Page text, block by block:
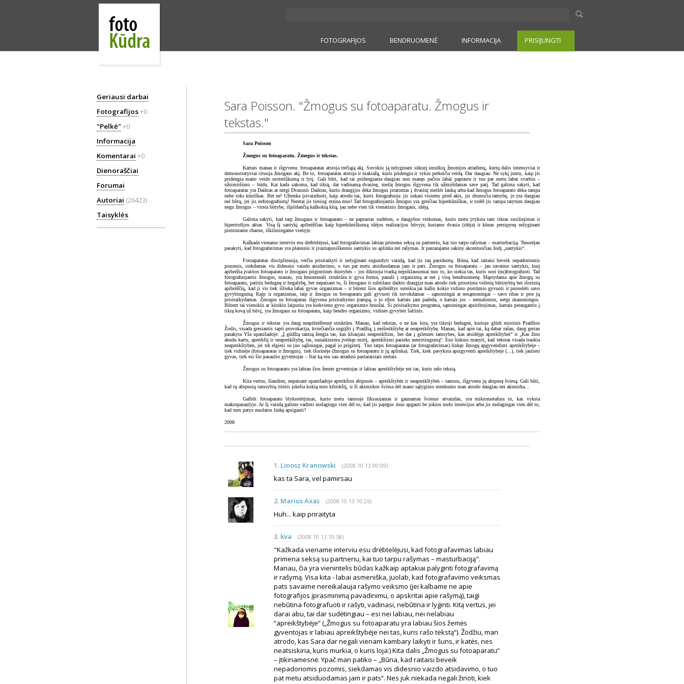
FOTOGRAFIJOS BENDRUOMENĖ INFORMACIJA PRISIJUNGTI
Geriausi darbai
Fotografijos+0
"Pelkė" +0
Informacija
Komentarai +0
Dienoraščiai
Forumai
Autoriai (26423)
Taisyklės
Sara Poisson. "Žmogus su fotoaparatu. Žmogus ir
tekstas."
Sara Poisson
Žmogus su fotoaparatu. Žmogus ir tekstas.
Kartais manau ir išgyvenu: fotoaparatas atstoja trečiąją akį. Suvokiu ją nelyginant sūkurį smulkių žmonijos atradimų, kurių dalis intensyviai ir
demonstratyviai cituoja žmogaus akį. Be to, fotoaparatas atstoja ir makiažą, kuris pridengia ir sykiu perkeičia veidą. Dar daugiau. Ne sykį juntu, kaip jis
pridengia mano veido moteriškumą ir lytį. Gali būti, kad tai pridengiama daugiau nuo manęs pačios labai paprastu ir tuo pat metu labai svarbiu –
užsimiršimo – būdu. Kai kada sakoma, kad tikrą, dar vadinamą dvasinę, meilę žmogus išgyvena tik užmiršdamas save patį. Tad galima sakyti, kad
fotoaparatas yra Daiktas ar netgi Dvasinis Daiktas, kurio draugijos dėka žmogus įstatomas į dvasinį meilės lauką arba kad žmogus fotoaparato dėka tampa
nebe toks kūniškas. Bet ne! Užtenka įsivaizduoti, kaip atrodo tas, kuris fotografuoja: jis sukasi visiems prieš akis, jis drumsčia ramybę, jo yra daugiau
nei būtų, jei jis nefotografuotų! Neretai jis tiesiog erzina mus! Tad fotografuojantis žmogus yra greičiau hiperkūniškas, ir todėl jis tampa tarytum daugiau
negu žmogus – virsta būtybe, išpildančią kažkokią kitą, jau nebe vien tik vienatinio žmogaus, idėją.
Galima sakyti, kad tarp žmogaus ir fotoaparato – ne paprastas sudėties, o daugybos veiksmas, kurio metu įvyksta tam tikras susiliejimas ir
hipertrofijos aktas. Visą šį santykį apibrėžčiau kaip hiperkūniškumą idėjos realizacijos būvyje, kuriame dvasia (idėja) ir kūnas persipynę nelyginant
pirminiame chaose, iškilmingame vienyje.
Kažkada viename interviu esu drėbtelėjusi, kad fotografavimas labiau primena seksą su partneriu, kai tuo tarpu rašymas – masturbaciją. Tenorėjau
pasakyti, kad fotografavimas yra platesnis ir įvairiapusiškesnis santykis su aplinka nei rašymas. Ir pastarajame sakiny akcentuočiau žodį „santykis“.
Fotoaparatas disciplinuoja, verčia prisitaikyti ir nelyginant sugundyti vaizdą, kad jis tau pasiduotų. Būna, kad raitaisi beveik nepadoriomis
pozomis, siekdamas vis didesnio vaizdo atsidavimo, o tuo pat metu atsiduodamas jam ir pats. Žmogus su fotoaparatu – jau savaime santykis, kurį
apibrėžia įvairios fotoaparato ir žmogaus prigimtinės duotybės – jos diktuoja tvarką nepriklausomai nuo to, ko siekia tas, kuris nori (nu)fotografuoti. Tad
fotografuojantis žmogus, manau, yra fenomenali struktūra ir gyva forma, panaši į organizmą ar net į visą bendruomenę. Mąstydama apie žmogų su
fotoaparatu, patiriu bedugnę ir begalybę, bet nepaisant to, ši žmogaus ir subtilaus daikto draugija man atrodo tiek prisotinta vidinių būtinybių bei išorinių
apibrėžčių, kad ji vis tiek išlieka labai gyvas organizmas – ir būtent šios apibrėžtys suteikia jai kažin kokio vidinio postūmio gyvuoti ir puoselėti savo
gyvybingumą. Kaip ir organizmas, taip ir žmogus su fotoaparatu gali gyvuoti tik suvokdamas – sąmoningai ar nesąmoningai – savo ribas ir prie jų
prisitaikydamas. Žmogus su fotoaparau išgyvena prisitaikymo įtampą, o jo ribos kartais jam padeda, o kartais jos – nemalonios, netgi skausmingos.
Būtent tai vienokiu ar kitokiu laipsniu yra kiekvieno gyvo organizmo bruožai. Ši prisitaikymo programa, sąmoningas apsiribojimas, kartais peraugantis į
tikrą kovą už būvį, yra žmogaus su fotoaparatu, kaip bendro organizmo, vidinės gyvybės šaltinis.
Žmogus ir tekstas yra daug neapibrėžtesnė struktūra. Manau, kad tekstas, o ne kas kita, yra tikroji bedugnė, kurioje glūdi mistinis Pradžios
Žodis, visada gresiantis tapti provokacija, kviečiančia sugrįžti į Pradžią, į neišreikštybę ar neapreikštybę. Manau, kad apie tai, ką dabar rašau, daug geriau
pasakyta Yša upanišadoje: „Į gūdžią tamsą žengia tas, kas kliaujasi neapreikštim, bet dar į gilesnes tamsybes, kas atsidėjęs apreikštybei“ ir „Kas žino
abudu kartu, apreikštį ir neapreikštybę, tas, sunaikinimu įveikęs mirtį, apreikštimi pasieks nemirtingumą“. Esu linkusi manyti, kad tekstas visada traukia
neapreikštybėn, jei tik elgiesi su juo sąžiningai, pagal jo prigimtį. Tuo tarpu fotoaparatas (ar fotografavimas) linkęs žmogų apgyvendinti apreikštybėje –
tiek vidinėje (fotoaparatas ir žmogus), tiek išorinėje (žmogus su fotoaparatu ir jų aplinka). Tiek, kiek pavyksta apsigyventi apreikštybėje (...), tiek jautiesi
gyvas, tiek esi šio pasaulio gyventojas – štai ką esu sau atradusi pastaraisiais metais.
Žmogus su fotoaparatu yra labiau šios žemės gyventojas ir labiau apreikštybėje nei tas, kuris rašo tekstą.
Kita vertus, šiandien, nepaisant upanišadoje apreikštos abipusės – apreikštybės ir neapreikštybės – tamsos, išgyvenu jų abipusę šviesą. Gali būti,
kad tų abipusių tamsybių trintis įskelia kokią nors kibirkštį, ir ši akimirkos šviesa dėl mano sąlyginio menkumo man atrodo daugiau nei akimirka...
Galbūt fotoaparato blykstelėjimas, kurio metu tamsoje fiksuojamas ir gaunamas šviesus atvaizdas, yra mikrometafora to, kas vyksta
makropasaulyje. Ar šį vaizdą galime vadinti melagingu vien dėl to, kad jis pajėgus mus apgauti be jokios melo intencijos arba jis melagingas vien dėl to,
kad mes patys nuolatos linkę apsigauti?
2008
1. Linosz Kranowski (2008 10 13 00:09)
kas ta Sara, vel pamirsau
2. Marius Axas (2008 10 13 10:26)
Huh... kaip priraityta
3. kva (2008 10 13 10:58)
"Kažkada viename interviu esu drėbtelėjusi, kad fotografavimas labiau
primena seksą su partneriu, kai tuo tarpu rašymas – masturbaciją".
Manau, čia yra vienintelis būdas kažkaip aptakiai palyginti fotografavimą
ir rašymą. Visa kita - labai asmeniška, juolab, kad fotografavimo veiksmas
pats savaime nereikalauja rašymo veiksmo (jei kalbame ne apie
fotografijos įprasminimą pavadinimu, o apskritai apie rašymą), taigi
nebūtina fotografuoti ir rašyti, vadinasi, nebūtina ir lyginti. Kitą vertus, jei
darai abu, tai dar sudėtingiau – esi nei labiau, nei nelabiau
“apreikštybėje“ („Žmogus su fotoaparatu yra labiau šios žemės
gyventojas ir labiau apreikštybėje nei tas, kuris rašo tekstą“). Žodžiu, man
atrodo, kas Sara dar negali vienam kambary laikyti ir šuns, ir katės, nes
neatsiskiria, kuris murkia, o kuris loja:) Kita dalis „Žmogus su fotoaparatu“
– įtikinamesnė. Ypač man patiko – „Būna, kad raitaisi beveik
nepadoriomis pozomis, siekdamas vis didesnio vaizdo atsidavimo, o tuo
pat metu atsiduodamas jam ir pats“. Nes juk niekada negali žinoti, kiek